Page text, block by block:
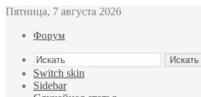
Пятница, 7 августа 2026
Форум
Искать
Switch skin
Sidebar